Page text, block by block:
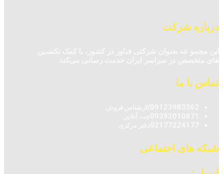
درباره شرکت
این مجمو عه بعنوان شرکتی فناور در کشور، با کمک تکنسین‌
تماس با ما
شبکه های اجتماعی